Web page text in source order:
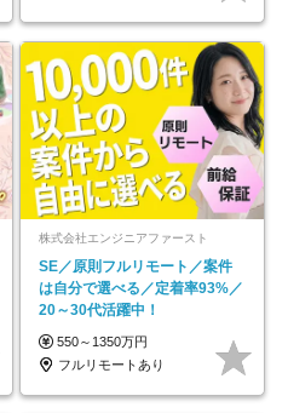
株式会社エンジニアファースト
SE／原則フルリモート／案件
は自分で選べる／定着率93%／
20～30代活躍中！
550～1350万円
フルリモートあり